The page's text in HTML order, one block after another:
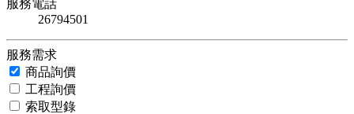
服務電話
26794501
服務需求
商品詢價
工程詢價
索取型錄